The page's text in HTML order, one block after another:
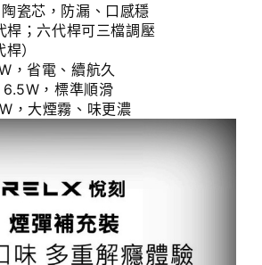
瓷芯，防漏、口感穩
；六代桿可三檔調壓
）
，省電、續航久
，標準順滑
，大煙霧、味更濃